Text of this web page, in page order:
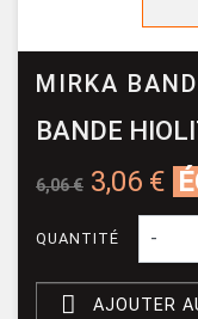
MIRKA
BANDE
6,06 € 3,06 €
QUANTITÉ -
 AJOUTER